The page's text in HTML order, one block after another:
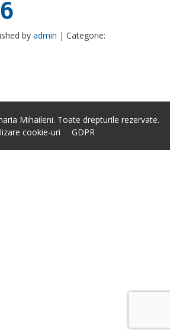
by admin | Categorie:
Mihaileni. Toate drepturile rezervate.
cookie-uri
GDPR